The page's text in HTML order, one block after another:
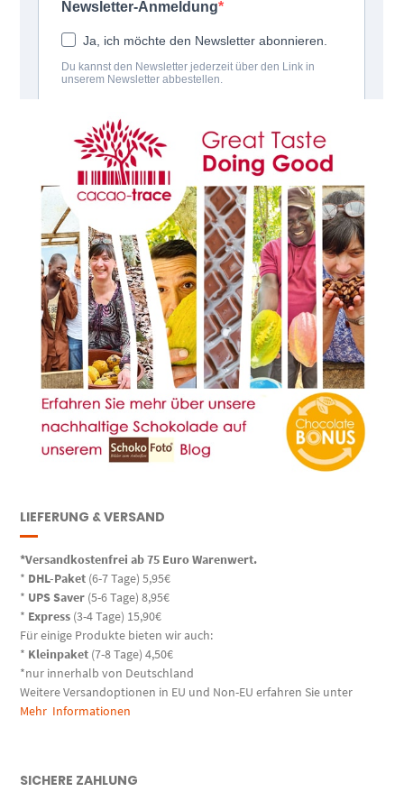
LIEFERUNG & VERSAND
*Versandkostenfrei ab 75 Euro Warenwert.
* DHL-Paket (6-7 Tage) 5,95€
* UPS Saver (5-6 Tage) 8,95€
* Express (3-4 Tage) 15,90€
Für einige Produkte bieten wir auch:
* Kleinpaket (7-8 Tage) 4,50€
*nur innerhalb von Deutschland
Weitere Versandoptionen in EU und Non-EU erfahren Sie unter
Mehr Informationen
SICHERE ZAHLUNG